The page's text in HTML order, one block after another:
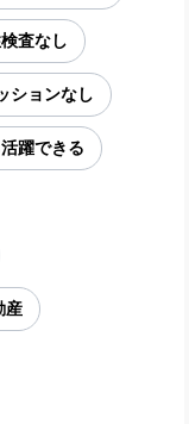
査なし
ションなし
躍できる
産